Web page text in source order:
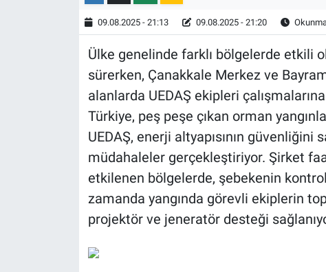
09.08.2025 - 21:13 09.08.2025 - 21:20
Ülke genelinde farklı bölgelerde etkili
sürerken, Çanakkale Merkez ve
alanlarda UEDAŞ ekipleri
Türkiye, peş peşe çıkan orman
UEDAŞ, enerji altyapısının
müdahaleler gerçekleştiriyor. Şirket
etkilenen bölgelerde, şebekenin kontrol
zamanda yangında görevli ekiplerin
projektör ve jeneratör desteği